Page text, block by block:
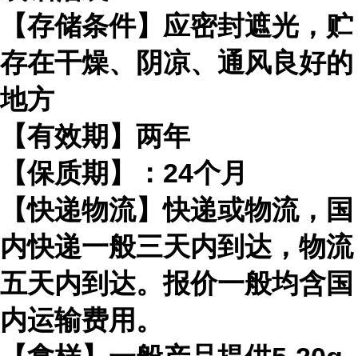
【存储条件】应密封遮光，贮
存在干燥、阴凉、通风良好的
地方
【有效期】两年
【保质期】：24个月
【快递物流】快递或物流，国
内快递一般三天内到达，物流
五天内到达。报价一般均含国
内运输费用。